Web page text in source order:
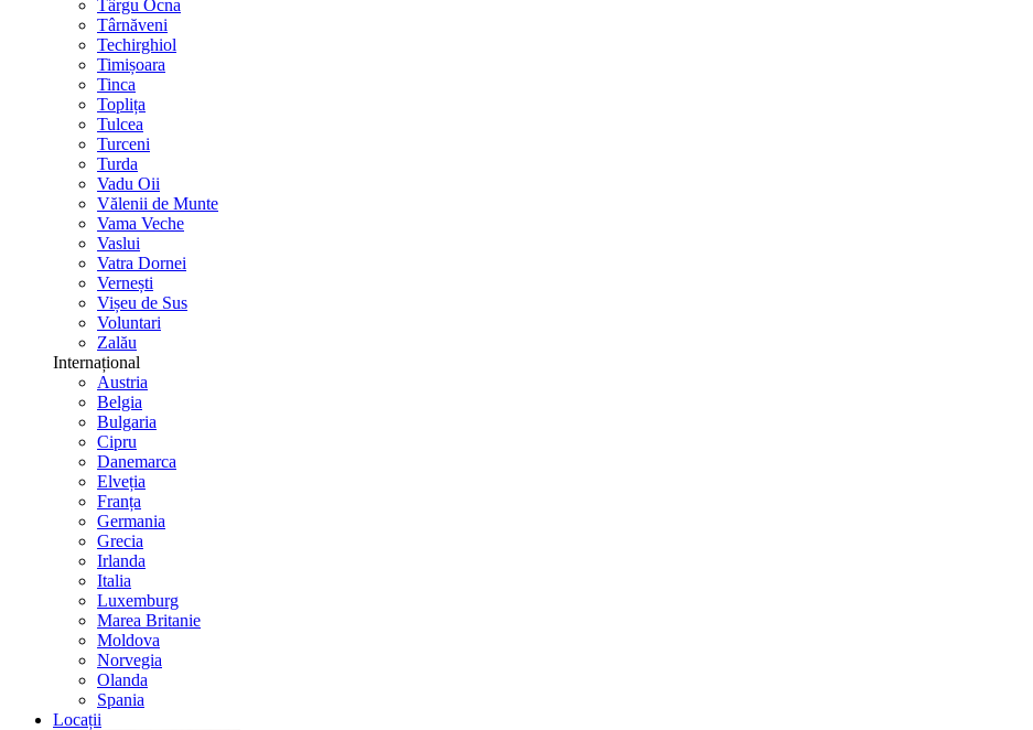
Târgu Ocna
Târnăveni
Techirghiol
Timișoara
Tinca
Toplița
Tulcea
Turceni
Turda
Vadu Oii
Vălenii de Munte
Vama Veche
Vaslui
Vatra Dornei
Vernești
Vișeu de Sus
Voluntari
Zalău
Internațional
Austria
Belgia
Bulgaria
Cipru
Danemarca
Elveția
Franța
Germania
Grecia
Irlanda
Italia
Luxemburg
Marea Britanie
Moldova
Norvegia
Olanda
Spania
Locații